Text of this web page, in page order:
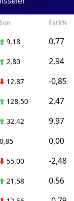
Son Fark%
9,18 0,77
2,80 2,94
12,87 -0,85
128,50 2,47
32,42 9,97
0,85 0,00
55,00 -2,48
21,58 0,56